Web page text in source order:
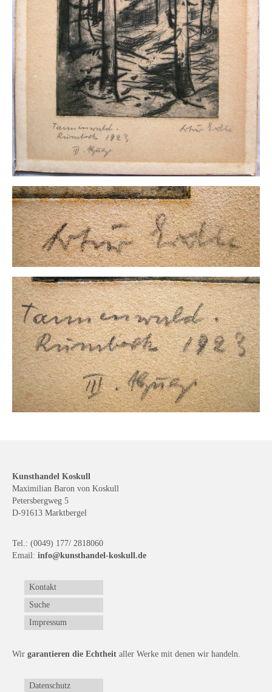
Kunsthandel Koskull
Maximilian Baron von Koskull
Petersbergweg 5
D-91613 Marktbergel
Tel.: (0049) 177/ 2818060
Email: info@kunsthandel-koskull.de
Kontakt
Suche
Impressum
Wir garantieren die Echtheit aller Werke mit denen wir handeln.
Datenschutz